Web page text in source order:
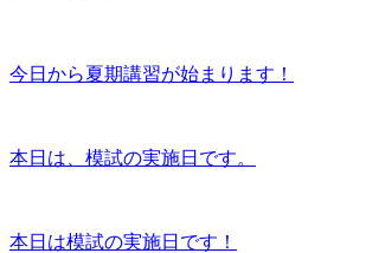
今日から夏期講習が始まります！
本日は、模試の実施日です。
本日は模試の実施日です！